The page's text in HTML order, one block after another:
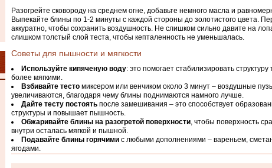
Разогрейте сковороду на среднем огне, добавьте немного масла и
Выпекайте блины по 1-2 минуты с каждой стороны до золотистого цвета.
аккуратно, чтобы сохранить воздушность. Не слишком сильно давите на
слишком толстый слой теста, чтобы кепталенность не уменьшалась.
Советы для пышности и мягкости
Используйте кипяченую воду: это помогает стабилизировать
более мягкими.
Взбивайте тесто миксером или венчиком около 3 минут – воздушные
увеличиваются, благодаря чему блины поднимаются намного лучше.
Дайте тесту постоять после замешивания – это способствует
структуры и повышает пышность.
Обжаривайте блины на разогретой поверхности, чтобы поверхность
внутри осталась мягкой и пышной.
Подавайте блины горячими с любыми дополнениями – вареньем,
ягодами.